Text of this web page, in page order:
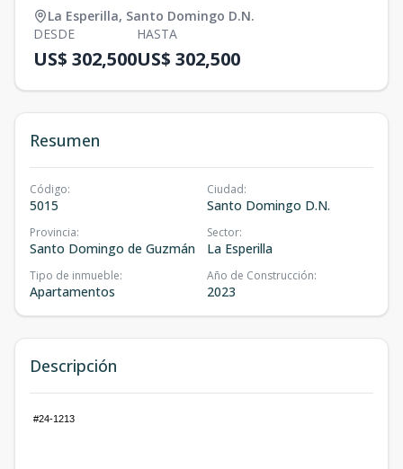
La Esperilla, Santo Domingo D.N.
DESDE
US$ 302,500
HASTA
US$ 302,500
Resumen
Código:
5015
Ciudad:
Santo Domingo D.N.
Provincia:
Santo Domingo de Guzmán
Sector:
La Esperilla
Tipo de inmueble:
Apartamentos
Año de Construcción:
2023
Descripción
#24-1213